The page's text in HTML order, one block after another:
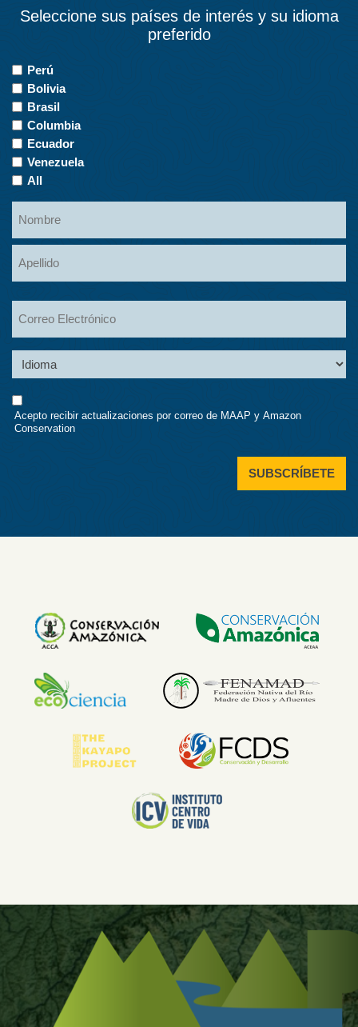
Seleccione sus países de interés y su idioma
preferido
Countries
of
Interest
Perú
Bolivia
Brasil
Columbia
Ecuador
Venezuela
All
Nombre
Consent
Acepto recibir actualizaciones por correo de MAAP y Amazon
Conservation